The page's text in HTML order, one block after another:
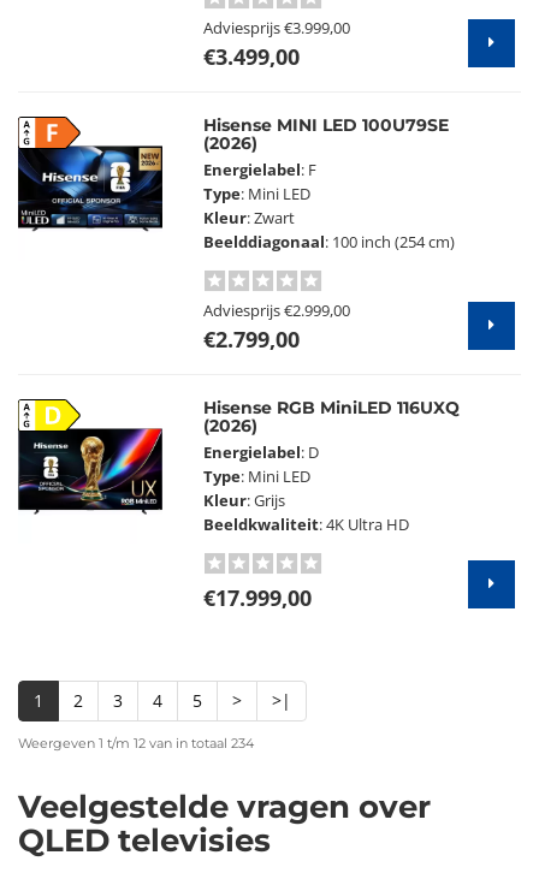
Adviesprijs€3.999,00
€3.499,00
Hisense MINI LED 100U79SE
(2026)
Energielabel: F
Type: Mini LED
Kleur: Zwart
Beelddiagonaal: 100 inch (254 cm)
Adviesprijs€2.999,00
€2.799,00
Hisense RGB MiniLED 116UXQ
(2026)
Energielabel: D
Type: Mini LED
Kleur: Grijs
Beeldkwaliteit: 4K Ultra HD
€17.999,00
1 2 3 4 5 > >|
Weergeven 1 t/m 12 van in totaal 234
Veelgestelde vragen over
QLED televisies